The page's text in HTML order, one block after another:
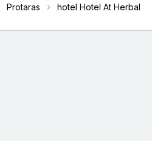
Protaras hotel Hotel At Herbal